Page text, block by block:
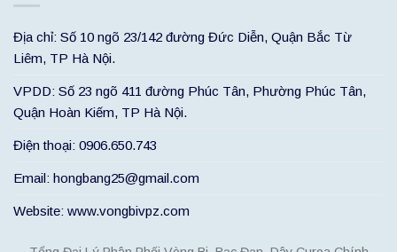
Địa chỉ: Số 10 ngõ 23/142 đường Đức Diễn, Quận Bắc Từ
Liêm, TP Hà Nội.
VPDD: Số 23 ngõ 411 đường Phúc Tân, Phường Phúc Tân,
Quận Hoàn Kiếm, TP Hà Nội.
Điện thoại: 0906.650.743
Email: hongbang25@gmail.com
Website: www.vongbivpz.com